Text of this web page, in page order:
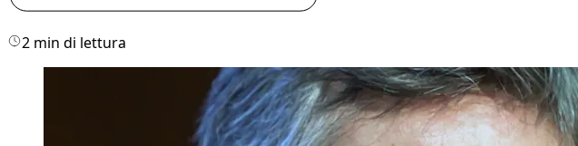
2 min di lettura